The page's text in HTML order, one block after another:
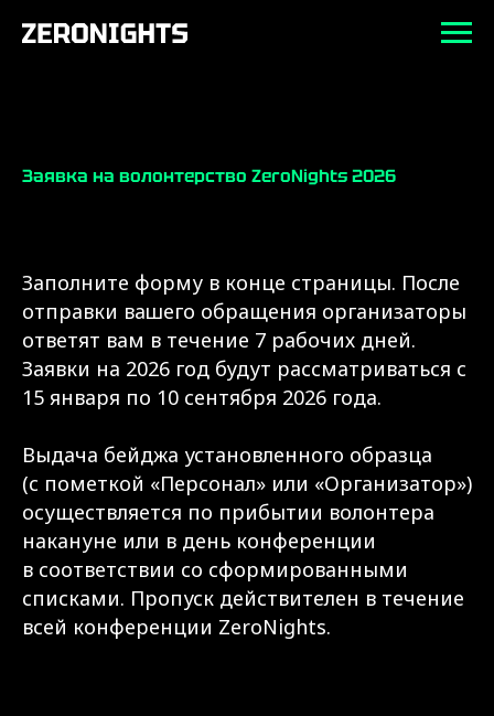
Заявка на волонтерство ZeroNights 2026
Заполните форму в конце страницы. После
отправки вашего обращения организаторы
ответят вам в течение 7 рабочих дней.
Заявки на 2026 год будут рассматриваться с
15 января по 10 сентября 2026 года.
Выдача бейджа установленного образца
(с пометкой «Персонал» или «Организатор»)
осуществляется по прибытии волонтера
накануне или в день конференции
в соответствии со сформированными
списками. Пропуск действителен в течение
всей конференции ZeroNights.